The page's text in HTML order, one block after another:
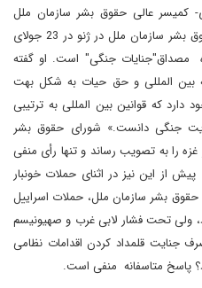
کمیسر عالی حقوق بشر سازمان ملل
متحد- در نشست اضطراری شورای حقوق بشر سازمان ملل در ژنو در 23 جولای
غزه مصداق"جنایات جنگی" است. او گفته
بین المللی و حق حیات به شکل بهت
که قوانین بین المللی به ترتیبی
جنگی دانست.» شورای حقوق بشر
را به تصویب رساند و تنها رأی منفی
از این نیز در اثنای حملات خونبار
به غزه، شورای حقوق بشر سازمان ملل، حملات اسراییل
ولی تحت فشار لابی غرب و صهیونیسم
قلمداد کردن اقدامات نظامی
پاسخ متاسفانه منفی است.